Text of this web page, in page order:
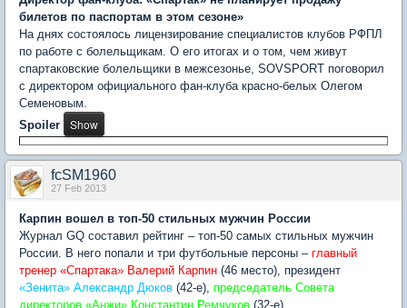
билетов по паспортам в этом сезоне»
На днях состоялось лицензирование специалистов клубов РФПЛ
по работе с болельщикам. О его итогах и о том, чем живут
спартаковские болельщики в межсезонье, SOVSPORT поговорил
с директором официального фан-клуба красно-белых Олегом
Семеновым.
Spoiler
fcSM1960
27 Feb 2013
Карпин вошел в топ-50 стильных мужчин России
Журнал GQ составил рейтинг – топ-50 самых стильных мужчин
России. В него попали и три футбольные персоны – главный
тренер «Спартака» Валерий Карпин (46 место), президент
«Зенита» Александр Дюков (42-е), председатель Совета
директоров «Анжи» Константин Ремчуков (32-е).